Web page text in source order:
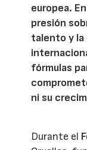
europea.
presión
talento y
fórmulas
ni su
Durante el